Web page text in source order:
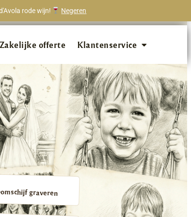
rode wijn! Negeren
beveelt ons aan!
Zakelijke offerte Klantenservice
graveren